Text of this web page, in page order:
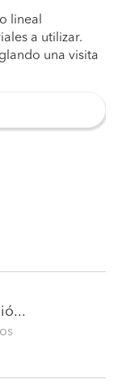
lineal
a utilizar.
una visita